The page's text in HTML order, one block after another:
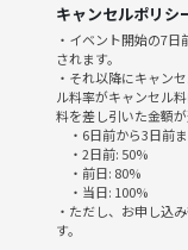
・暴言や乱暴な行為
・危険なプレイや怪我
・他の参加者に対する
当日は、笑顔と元気な
を楽しんで、素敵な仲
キャンセルポリシ
・イベント開始の7
されます。
・それ以降にキャン
ル料率がキャンセル
料を差し引いた金額が
・6日前から3日前
・2日前: 50%
・前日: 80%
・当日: 100%
・ただし、お申し込
す。